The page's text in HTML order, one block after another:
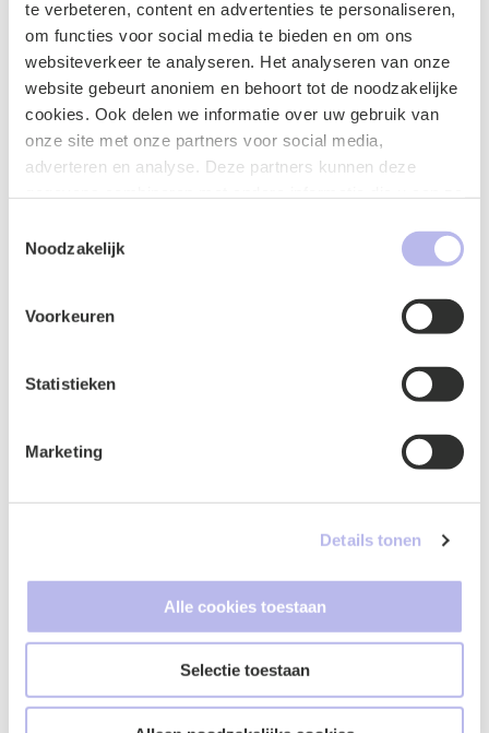
te verbeteren, content en advertenties te personaliseren,
om functies voor social media te bieden en om ons
websiteverkeer te analyseren. Het analyseren van onze
website gebeurt anoniem en behoort tot de noodzakelijke
cookies. Ook delen we informatie over uw gebruik van
onze site met onze partners voor social media,
adverteren en analyse. Deze partners kunnen deze
uw gebruik van hun services.
Noodzakelijk
Voorkeuren
Statistieken
Marketing
Details tonen
Alle cookies toestaan
Selectie toestaan
Naam
E-mailadres
Vraag of opmerking*